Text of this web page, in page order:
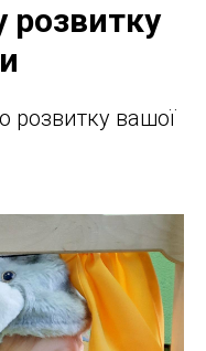
розвитку
розвитку вашої